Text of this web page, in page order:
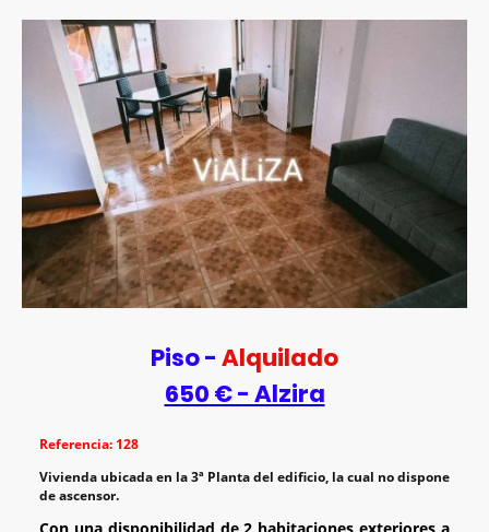
Piso -Alquilado
650 € - Alzira
Referencia: 128
Vivienda ubicada en la 3ª Planta del edificio, la cual no dispone
de ascensor.